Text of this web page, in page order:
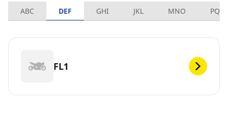
ABC DEF GHI JKL MNO PQRS
FL1